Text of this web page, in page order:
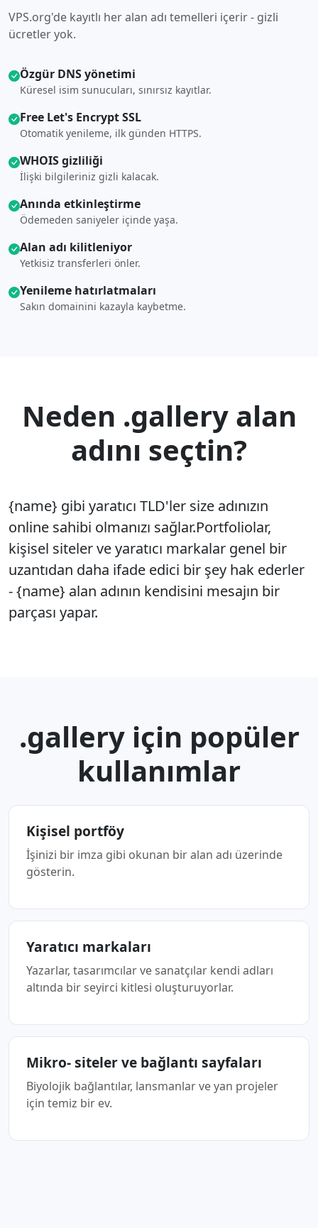
VPS.org'de kayıtlı her alan adı temelleri içerir - gizli
ücretler yok.
Özgür DNS yönetimi
Küresel isim sunucuları, sınırsız kayıtlar.
Free Let's Encrypt SSL
Otomatik yenileme, ilk günden HTTPS.
WHOIS gizliliği
İlişki bilgileriniz gizli kalacak.
Anında etkinleştirme
Ödemeden saniyeler içinde yaşa.
Alan adı kilitleniyor
Yetkisiz transferleri önler.
Yenileme hatırlatmaları
Sakın domainini kazayla kaybetme.
Neden .gallery alan
adını seçtin?
{name} gibi yaratıcı TLD'ler size adınızın
online sahibi olmanızı sağlar.Portfoliolar,
kişisel siteler ve yaratıcı markalar genel bir
uzantıdan daha ifade edici bir şey hak ederler
- {name} alan adının kendisini mesajın bir
parçası yapar.
.gallery için popüler
kullanımlar
Kişisel portföy
İşinizi bir imza gibi okunan bir alan adı üzerinde
gösterin.
Yaratıcı markaları
Yazarlar, tasarımcılar ve sanatçılar kendi adları
altında bir seyirci kitlesi oluşturuyorlar.
Mikro- siteler ve bağlantı sayfaları
Biyolojik bağlantılar, lansmanlar ve yan projeler
için temiz bir ev.